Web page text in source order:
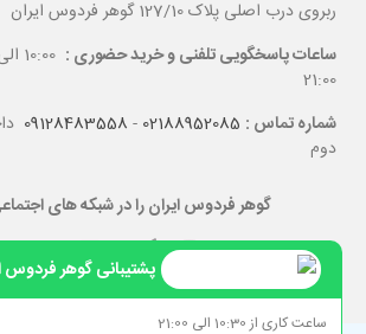
ربروی درب اصلی پلاک 127/10 گوهر فردوس ایران
ساعات پاسخگویی تلفنی و خرید حضوری :
21:00
شماره تماس : 02188952085
-
09128483558
دوم
گوهر فردوس ایران را در شبکه های
پشتیبانی گوهر فردوس
ساعت کاری از 10:30 الی 21:00